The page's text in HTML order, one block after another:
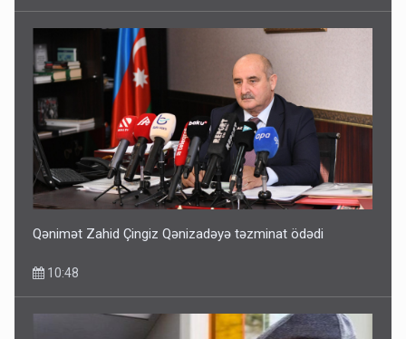
Rusiya Azərbaycan vətədaşlarını deport etdi
5 Avqust 11:53
Qənimət Zahid Çingiz Qənizadəyə təzminat ödədi
10:48